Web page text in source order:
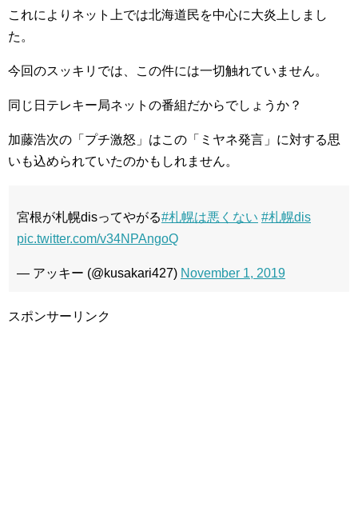
これによりネット上では北海道民を中心に大炎上しまし
た。
今回のスッキリでは、この件には一切触れていません。
同じ日テレキー局ネットの番組だからでしょうか？
加藤浩次の「プチ激怒」はこの「ミヤネ発言」に対する思
いも込められていたのかもしれません。
宮根が札幌disってやがる#札幌は悪くない #札幌dis
pic.twitter.com/v34NPAngoQ
— アッキー (@kusakari427) November 1, 2019
スポンサーリンク